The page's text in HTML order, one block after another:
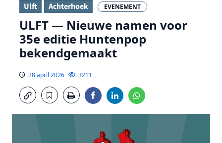
Ulft Achterhoek EVENEMENT
ULFT — Nieuwe namen voor
35e editie Huntenpop
bekendgemaakt
28 april 2026 3211